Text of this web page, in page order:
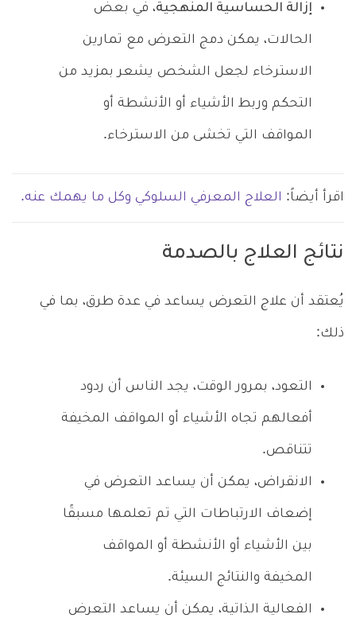
إزالة الحساسية المنهجية، في بعض
الحالات، يمكن دمج التعرض مع تمارين
الاسترخاء لجعل الشخص يشعر بمزيد من
التحكم وربط الأشياء أو الأنشطة أو
المواقف التي تخشى من الاسترخاء.
اقرأ أيضاً: العلاج المعرفي السلوكي وكل ما يهمك عنه.
نتائج العلاج بالصدمة
يُعتقد أن علاج التعرض يساعد في عدة طرق، بما في
ذلك:
التعود، بمرور الوقت، يجد الناس أن ردود
أفعالهم تجاه الأشياء أو المواقف المخيفة
تتناقص.
الانقراض، يمكن أن يساعد التعرض في
إضعاف الارتباطات التي تم تعلمها مسبقًا
بين الأشياء أو الأنشطة أو المواقف
المخيفة والنتائج السيئة.
الفعالية الذاتية، يمكن أن يساعد التعرض